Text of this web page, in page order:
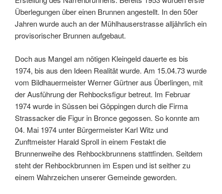
Überlegungen über einen Brunnen angestellt. In den 50er
Jahren wurde auch an der Mühlhauserstrasse alljährlich ein
provisorischer Brunnen aufgebaut.
Doch aus Mangel am nötigen Kleingeld dauerte es bis
1974, bis aus den Ideen Realität wurde. Am 15.04.73 wurde
vom Bildhauermeister Werner Gürtner aus Überlingen, mit
der Ausführung der Rehbocksfigur betreut. Im Februar
1974 wurde in Süssen bei Göppingen durch die Firma
Strassacker die Figur in Bronce gegossen. So konnte am
04. Mai 1974 unter Bürgermeister Karl Witz und
Zunftmeister Harald Sproll in einem Festakt die
Brunnenweihe des Rehbockbrunnens stattfinden. Seitdem
steht der Rehbockbrunnen im Espen und ist seither zu
einem Wahrzeichen unserer Gemeinde geworden.